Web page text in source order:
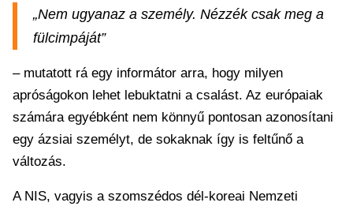
„Nem ugyanaz a személy. Nézzék csak meg a
fülcimpáját”
– mutatott rá egy informátor arra, hogy milyen
apróságokon lehet lebuktatni a csalást. Az európaiak
számára egyébként nem könnyű pontosan azonosítani
egy ázsiai személyt, de sokaknak így is feltűnő a
változás.
A NIS, vagyis a szomszédos dél-koreai Nemzeti